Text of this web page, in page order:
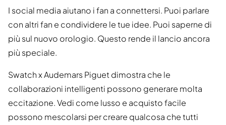
I social media aiutano i fan a connettersi. Puoi parlare
con altri fan e condividere le tue idee. Puoi saperne di
più sul nuovo orologio. Questo rende il lancio ancora
più speciale.
Swatch x Audemars Piguet dimostra che le
collaborazioni intelligenti possono generare molta
eccitazione. Vedi come lusso e acquisto facile
possono mescolarsi per creare qualcosa che tutti